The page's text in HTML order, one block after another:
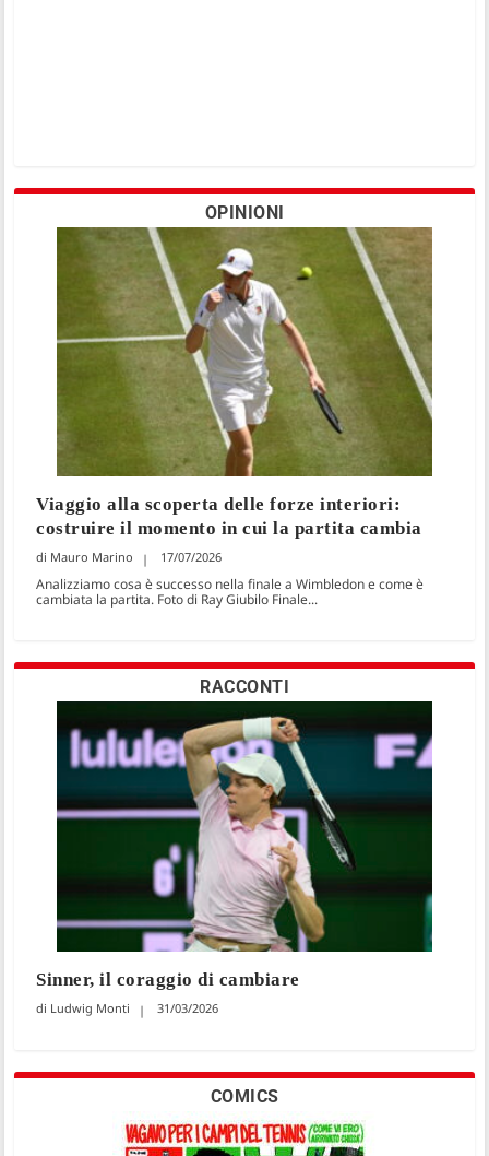
OPINIONI
Viaggio alla scoperta delle forze interiori:
costruire il momento in cui la partita cambia
Mauro Marino 17/07/2026
Analizziamo cosa è successo nella finale a Wimbledon e come è
cambiata la partita. Foto di Ray Giubilo Finale...
RACCONTI
Sinner, il coraggio di cambiare
Ludwig Monti 31/03/2026
COMICS